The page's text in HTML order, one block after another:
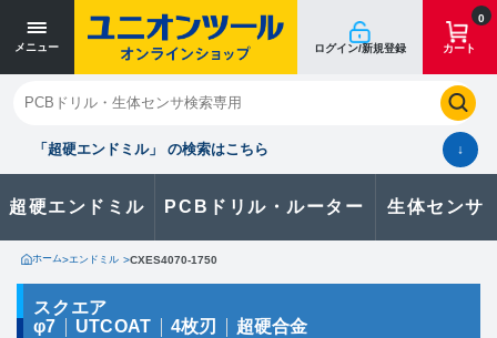
メニュー ログイン/新規登録
0
カート
「超硬エンドミル」 の検索はこちら ↓
超硬エンドミル PCBドリル・ルーター 生体センサ
閉じる
お気に入り クイックオーダー 購入履歴
製品に関するお問い合わせはこちら
ホーム>エンドミル >CXES4070-1750
スクエア
φ7
UTCOAT 4枚刃 超硬合金
寸法単位 [mm]
寸法単位 [mm]